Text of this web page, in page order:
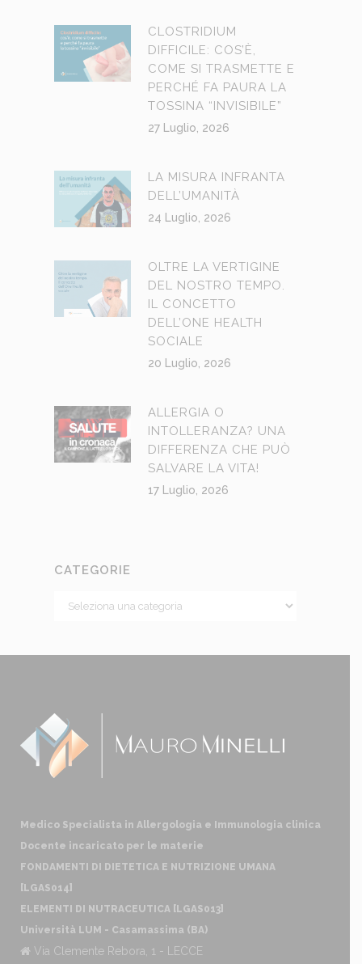
CLOSTRIDIUM
DIFFICILE: COS’È,
COME SI TRASMETTE E
PERCHÉ FA PAURA LA
TOSSINA “INVISIBILE”
27 Luglio, 2026
LA MISURA INFRANTA
DELL’UMANITÀ
24 Luglio, 2026
OLTRE LA VERTIGINE
DEL NOSTRO TEMPO.
IL CONCETTO
DELL’ONE HEALTH
SOCIALE
20 Luglio, 2026
ALLERGIA O
INTOLLERANZA? UNA
DIFFERENZA CHE PUÒ
SALVARE LA VITA!
17 Luglio, 2026
CATEGORIE
Medico Specialista in Allergologia e Immunologia clinica
Docente incaricato per le materie
FONDAMENTI DI DIETETICA E NUTRIZIONE UMANA
[LGAS014]
ELEMENTI DI NUTRACEUTICA [LGAS013]
Università LUM - Casamassima (BA)
Via Clemente Rebora, 1 - LECCE